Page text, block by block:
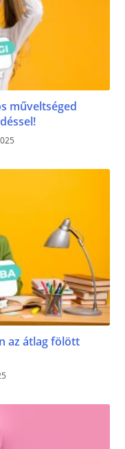
műveltséged
az átlag fölött